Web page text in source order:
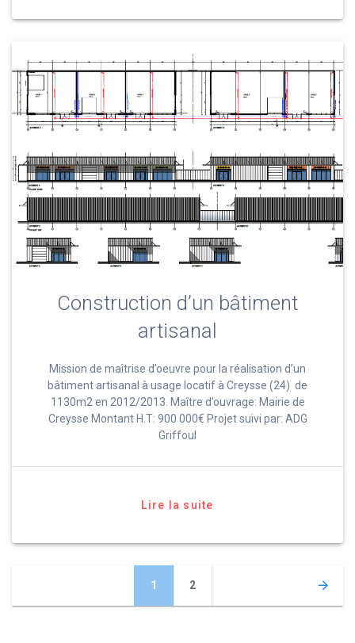
Construction d’un bâtiment
artisanal
Mission de maîtrise d’oeuvre pour la réalisation d’un
bâtiment artisanal à usage locatif à Creysse (24) de
1130m2 en 2012/2013. Maître d’ouvrage: Mairie de
Creysse Montant H.T: 900 000€ Projet suivi par: ADG
Griffoul
Lire la suite
des
Page
1 Page
2